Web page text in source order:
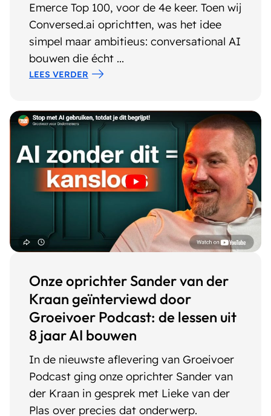
Emerce Top 100, voor de 4e keer. Toen wij
Conversed.ai oprichtten, was het idee
simpel maar ambitieus: conversational AI
bouwen die écht ...
LEES VERDER
Onze oprichter Sander van der
Kraan geïnterviewd door
Groeivoer Podcast: de lessen uit
8 jaar AI bouwen
In de nieuwste aflevering van Groeivoer
Podcast ging onze oprichter Sander van
der Kraan in gesprek met Lieke van der
Plas over precies dat onderwerp.